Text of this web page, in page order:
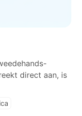
direct aan, is